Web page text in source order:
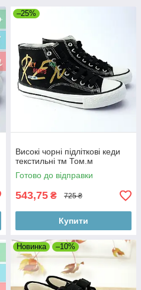
–25%
Високі чорні підліткові кеди
текстильні тм Том.м
Готово до відправки
543,75 ₴ 725 ₴
Купити
Новинка –10%